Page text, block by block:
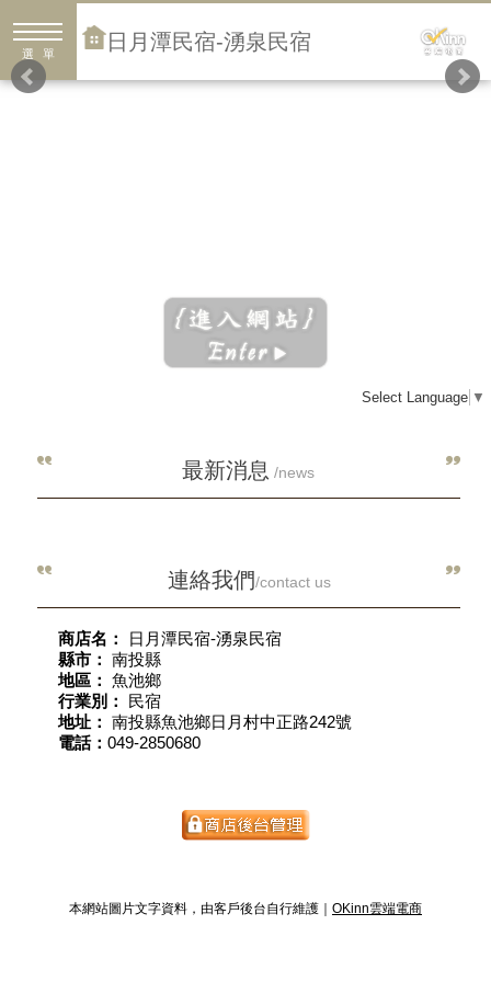
選單 日月潭民宿-湧泉民宿
Select Language ▼
最新消息 /news
連絡我們/contact us
商店名：
日月潭民宿-湧泉民宿
縣市： 南投縣
地區： 魚池鄉
行業別：
民宿
地址： 南投縣魚池鄉日月村中正路242號
電話： 049-2850680
本網站圖片文字資料，由客戶後台自行維護｜ OKinn雲端電商